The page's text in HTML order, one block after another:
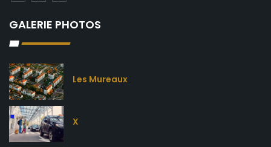
GALERIE PHOTOS
Les Mureaux
X